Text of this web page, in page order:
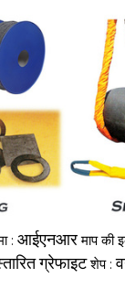
: आईएनआर माप की
ग्रेफाइट शेप :